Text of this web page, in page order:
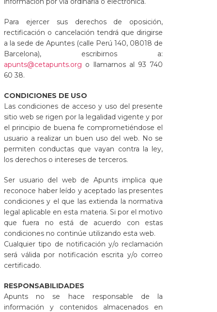
Para ejercer sus derechos de oposición,
rectificación o cancelación tendrá que dirigirse
a la sede de Apuntes (calle Perú 140, 08018 de
Barcelona), escribirnos a:
apunts@cetapunts.org o llamarnos al 93 740
60 38.
CONDICIONES DE USO
Las condiciones de acceso y uso del presente
sitio web se rigen por la legalidad vigente y por
el principio de buena fe comprometiéndose el
usuario a realizar un buen uso del web. No se
permiten conductas que vayan contra la ley,
los derechos o intereses de terceros.
Ser usuario del web de Apunts implica que
reconoce haber leído y aceptado las presentes
condiciones y el que las extienda la normativa
legal aplicable en esta materia. Si por el motivo
que fuera no está de acuerdo con estas
condiciones no continúe utilizando esta web.
Cualquier tipo de notificación y/o reclamación
será válida por notificación escrita y/o correo
certificado.
RESPONSABILIDADES
Apunts no se hace responsable de la
información y contenidos almacenados en